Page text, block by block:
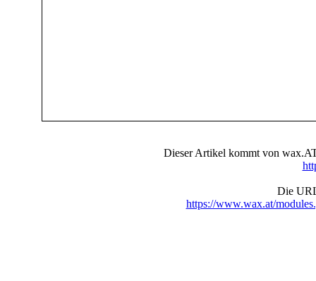
Dieser Artikel kommt von
Die
https://www.wax.at/